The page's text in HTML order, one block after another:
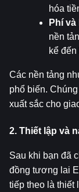
hóa
Phí
nền
kể
Các nền tảng
phổ biến.
xuất sắc cho
2. Thiết lập và
Sau khi bạn đã
đồng tương lai
tiếp theo là thiết